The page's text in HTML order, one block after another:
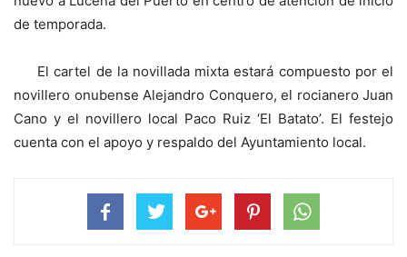
de temporada.
El cartel de la novillada mixta estará compuesto por el
novillero onubense Alejandro Conquero, el rocianero Juan
Cano y el novillero local Paco Ruiz ‘El Batato’. El festejo
cuenta con el apoyo y respaldo del Ayuntamiento local.